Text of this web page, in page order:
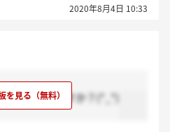
2020年8月4日 10:33
絡来たんですか？(*_*)